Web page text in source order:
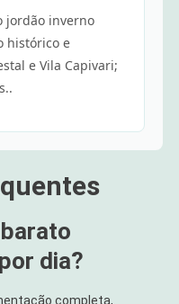
jordão inverno
histórico e
e Vila Capivari;
dia?
completa,